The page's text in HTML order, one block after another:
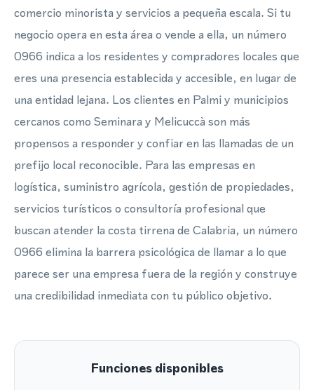
comercio minorista y servicios a pequeña escala. Si tu
negocio opera en esta área o vende a ella, un número
0966 indica a los residentes y compradores locales que
eres una presencia establecida y accesible, en lugar de
una entidad lejana. Los clientes en Palmi y municipios
cercanos como Seminara y Melicuccà son más
propensos a responder y confiar en las llamadas de un
prefijo local reconocible. Para las empresas en
logística, suministro agrícola, gestión de propiedades,
servicios turísticos o consultoría profesional que
buscan atender la costa tirrena de Calabria, un número
0966 elimina la barrera psicológica de llamar a lo que
parece ser una empresa fuera de la región y construye
una credibilidad inmediata con tu público objetivo.
Funciones disponibles